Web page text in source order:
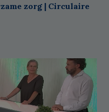
zorg | Circulaire